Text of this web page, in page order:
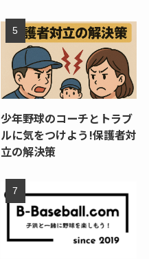
少年野球のコーチとトラブ
ルに気をつけよう!保護者対
立の解決策